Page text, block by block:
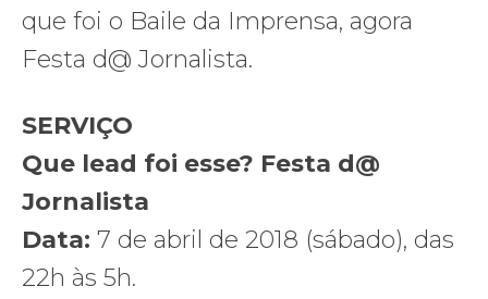
que foi o Baile da Imprensa, agora
Festa d@ Jornalista.
SERVIÇO
Que lead foi esse? Festa d@
Jornalista
Data: 7 de abril de 2018 (sábado), das
22h às 5h.